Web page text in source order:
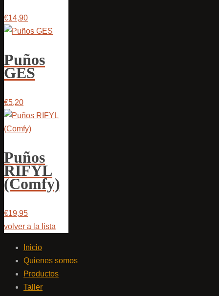
€14,90
Puños
GES
€5,20
Puños
RIFYL
(Comfy)
€19,95
volver a la lista
Inicio
Quienes somos
Productos
Taller